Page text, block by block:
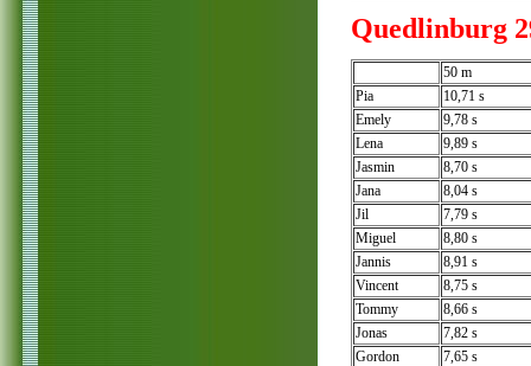
Quedlinburg
50 m
Pia
10,71 s
Emely
9,78 s
Lena
9,89 s
Jasmin
8,70 s
Jana
8,04 s
Jil
7,79 s
Miguel
8,80 s
Jannis
8,91 s
Vincent
8,75 s
Tommy
8,66 s
Jonas
7,82 s
Gordon
7,65 s